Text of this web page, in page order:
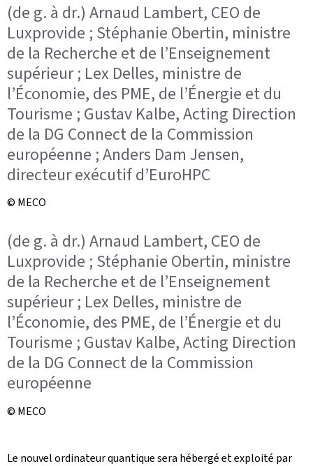
(de g. à dr.) Arnaud Lambert, CEO de
Luxprovide ; Stéphanie Obertin, ministre
de la Recherche et de l’Enseignement
supérieur ; Lex Delles, ministre de
l’Économie, des PME, de l’Énergie et du
Tourisme ; Gustav Kalbe, Acting Direction
de la DG Connect de la Commission
européenne ; Anders Dam Jensen,
directeur exécutif d’EuroHPC
© MECO
(de g. à dr.) Arnaud Lambert, CEO de
Luxprovide ; Stéphanie Obertin, ministre
de la Recherche et de l’Enseignement
supérieur ; Lex Delles, ministre de
l’Économie, des PME, de l’Énergie et du
Tourisme ; Gustav Kalbe, Acting Direction
de la DG Connect de la Commission
européenne
© MECO
Le nouvel ordinateur quantique sera hébergé et exploité par